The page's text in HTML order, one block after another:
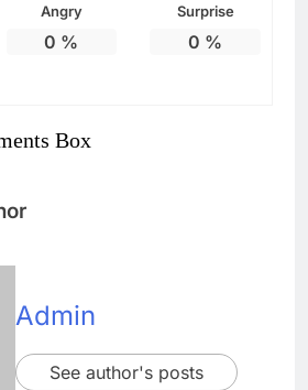
Angry
0 %
Surprise
0 %
Box
Admin
See author's posts